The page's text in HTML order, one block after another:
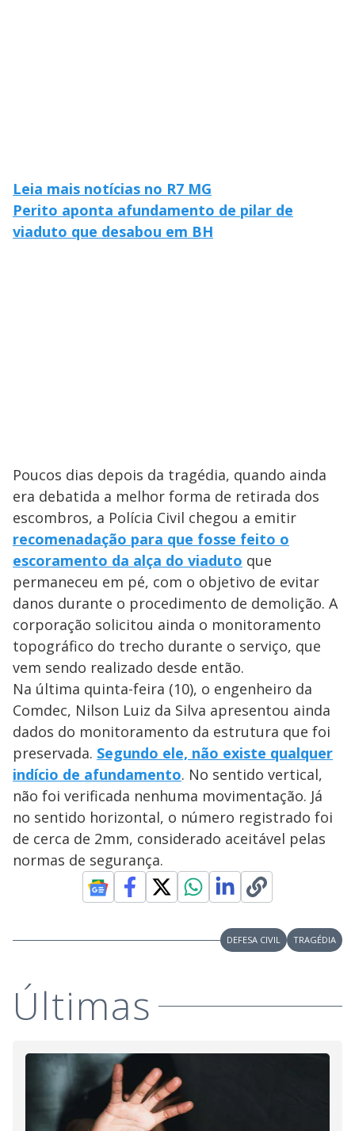
Leia mais notícias no R7 MG
Perito aponta afundamento de pilar de
viaduto que desabou em BH
Poucos dias depois da tragédia, quando ainda
era debatida a melhor forma de retirada dos
escombros, a Polícia Civil chegou a emitir
recomenadação para que fosse feito o
escoramento da alça do viaduto que
permaneceu em pé, com o objetivo de evitar
danos durante o procedimento de demolição. A
corporação solicitou ainda o monitoramento
topográfico do trecho durante o serviço, que
vem sendo realizado desde então.
Na última quinta-feira (10), o engenheiro da
Comdec, Nilson Luiz da Silva apresentou ainda
dados do monitoramento da estrutura que foi
preservada. Segundo ele, não existe qualquer
indício de afundamento. No sentido vertical,
não foi verificada nenhuma movimentação. Já
no sentido horizontal, o número registrado foi
de cerca de 2mm, considerado aceitável pelas
normas de segurança.
DEFESA CIVIL TRAGÉDIA
Últimas